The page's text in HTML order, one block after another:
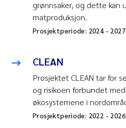
grønnsaker, og dette kan
matproduksjon.
Prosjektperiode: 2024- 2027
CLEAN
Prosjektet CLEAN tar for
og risikoen forbundet
økosystemene i
Prosjektperiode: 2022 - 2026